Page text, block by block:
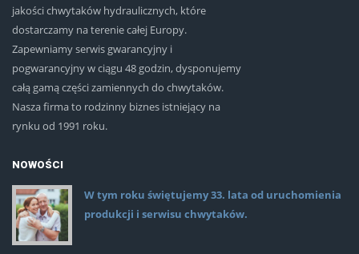
jakości chwytaków hydraulicznych, które
dostarczamy na terenie całej Europy.
Zapewniamy serwis gwarancyjny i
pogwarancyjny w ciągu 48 godzin, dysponujemy
całą gamą części zamiennych do chwytaków.
Nasza firma to rodzinny biznes istniejący na
rynku od 1991 roku.
NOWOŚCI
W tym roku świętujemy 33. lata od uruchomienia
produkcji i serwisu chwytaków.